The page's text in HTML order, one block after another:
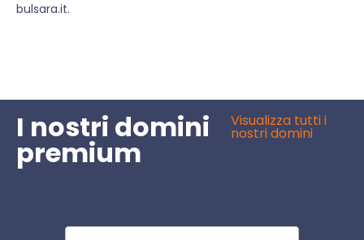
bulsara.it.
I nostri domini
premium
Visualizza tutti i
nostri domini